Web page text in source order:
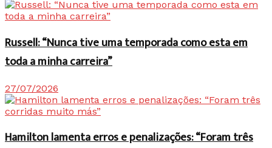
Russell: “Nunca tive uma temporada como esta em
toda a minha carreira”
27/07/2026
Hamilton lamenta erros e penalizações: “Foram três